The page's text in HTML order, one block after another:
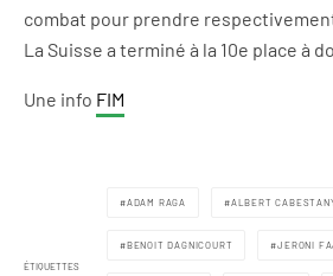
combat pour prendre
La Suisse a terminé à la 10e place à
Une info FIM
ÉTIQUETTES
ADAM RAGA ALBERT
BENOIT DAGNICOURT JERONI